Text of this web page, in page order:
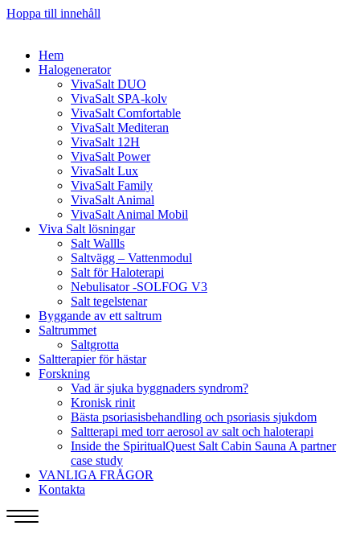
Hoppa till innehåll
Hem
Halogenerator
VivaSalt DUO
VivaSalt SPA-kolv
VivaSalt Comfortable
VivaSalt Mediteran
VivaSalt 12H
VivaSalt Power
VivaSalt Lux
VivaSalt Family
VivaSalt Animal
VivaSalt Animal Mobil
Viva Salt lösningar
Salt Wallls
Saltvägg – Vattenmodul
Salt för Haloterapi
Nebulisator -SOLFOG V3
Salt tegelstenar
Byggande av ett saltrum
Saltrummet
Saltgrotta
Saltterapier för hästar
Forskning
Vad är sjuka byggnaders syndrom?
Kronisk rinit
Bästa psoriasisbehandling och psoriasis sjukdom
Saltterapi med torr aerosol av salt och haloterapi
Inside the SpiritualQuest Salt Cabin Sauna A partner
case study
VANLIGA FRÅGOR
Kontakta